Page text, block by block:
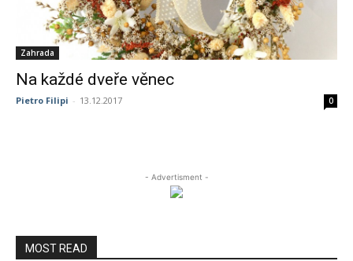
Zahrada
Na každé dveře věnec
Pietro Filipi - 13.12.2017 0
- Advertisment -
MOST READ